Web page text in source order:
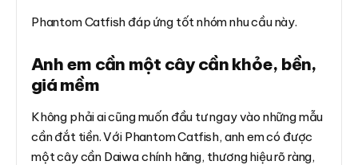
Phantom Catfish đáp ứng tốt nhóm nhu cầu này.
Anh em cần một cây cần khỏe, bền,
giá mềm
Không phải ai cũng muốn đầu tư ngay vào những mẫu
cần đắt tiền. Với Phantom Catfish, anh em có được
một cây cần Daiwa chính hãng, thương hiệu rõ ràng,